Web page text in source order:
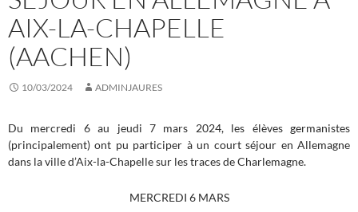
AIX-LA-CHAPELLE
(AACHEN)
10/03/2024 ADMINJAURES
Du mercredi 6 au jeudi 7 mars 2024, les élèves germanistes
(principalement) ont pu participer à un court séjour en Allemagne
dans la ville d’Aix-la-Chapelle sur les traces de Charlemagne.
MERCREDI 6 MARS